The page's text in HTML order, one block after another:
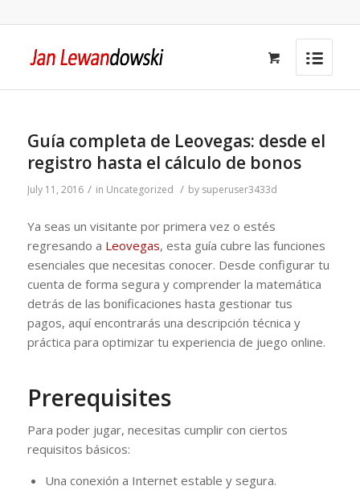
Guía completa de Leovegas: desde el
registro hasta el cálculo de bonos
July 11, 2016 / in Uncategorized / by superuser3433d
Ya seas un visitante por primera vez o estés
regresando a Leovegas, esta guía cubre las funciones
esenciales que necesitas conocer. Desde configurar tu
cuenta de forma segura y comprender la matemática
detrás de las bonificaciones hasta gestionar tus
pagos, aquí encontrarás una descripción técnica y
práctica para optimizar tu experiencia de juego online.
Prerequisites
Para poder jugar, necesitas cumplir con ciertos
requisitos básicos:
Una conexión a Internet estable y segura.